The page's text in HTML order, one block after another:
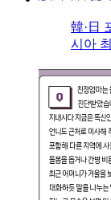
韓·日
시아